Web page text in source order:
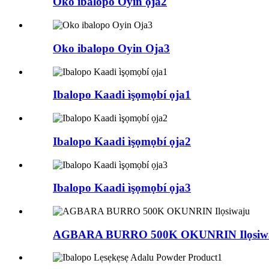
Oko ibalopo Oyin Oja3
Ibalopo Kaadi ìşọmọbí ọja1
Ibalopo Kaadi ìşọmọbí ọja2
Ibalopo Kaadi ìşọmọbí ọja3
AGBARA BURRO 500K OKUNRIN